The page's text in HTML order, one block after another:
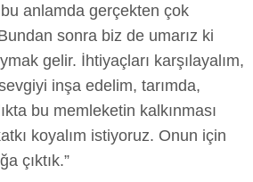
anlamda gerçekten çok
sonra biz de umarız ki
gelir. İhtiyaçları karşılayalım,
inşa edelim, tarımda,
bu memleketin kalkınması
koyalım istiyoruz. Onun için
çıktık.”